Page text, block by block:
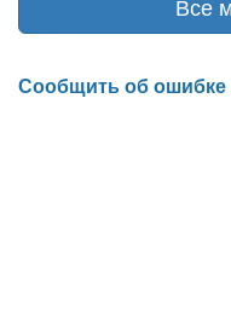
Сообщить об ошибке